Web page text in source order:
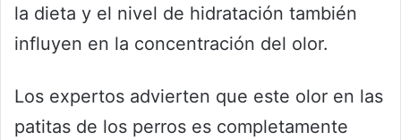
la dieta y el nivel de hidratación también
influyen en la concentración del olor.
Los expertos advierten que este olor en las
patitas de los perros es completamente